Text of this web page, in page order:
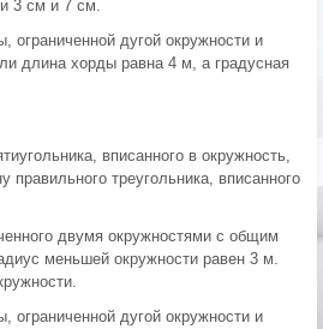
3 см и 7 см.
дугой окружности и
длина хорды равна 4 м, а градусная
вписанного в окружность,
правильного треугольника, вписанного
двумя окружностями с общим
меньшей окружности равен 3 м.
дугой окружности и